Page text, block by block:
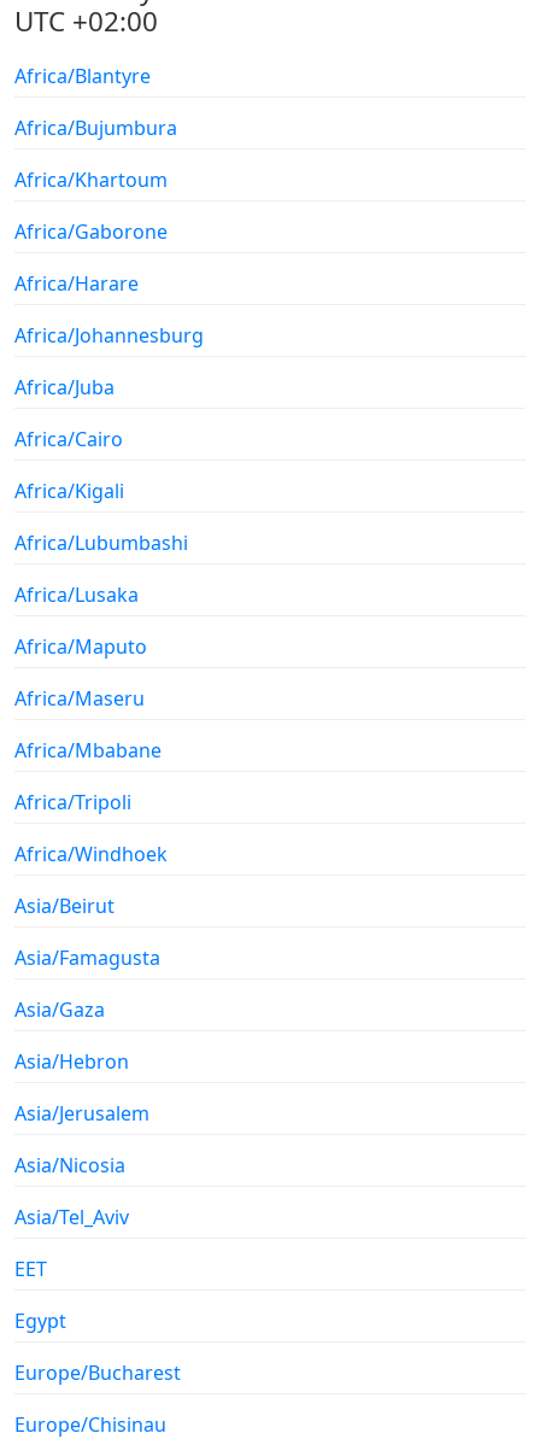
UTC +02:00
Africa/Blantyre
Africa/Bujumbura
Africa/Khartoum
Africa/Gaborone
Africa/Harare
Africa/Johannesburg
Africa/Juba
Africa/Cairo
Africa/Kigali
Africa/Lubumbashi
Africa/Lusaka
Africa/Maputo
Africa/Maseru
Africa/Mbabane
Africa/Tripoli
Africa/Windhoek
Asia/Beirut
Asia/Famagusta
Asia/Gaza
Asia/Hebron
Asia/Jerusalem
Asia/Nicosia
Asia/Tel_Aviv
EET
Egypt
Europe/Bucharest
Europe/Chisinau